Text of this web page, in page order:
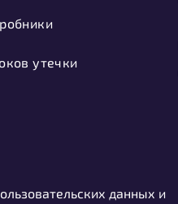
утечки
данных и